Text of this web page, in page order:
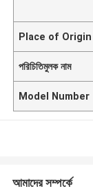
Place of Origin
পরিচিতিমুলক নাম
Model Number
আমাদের সম্পর্কে